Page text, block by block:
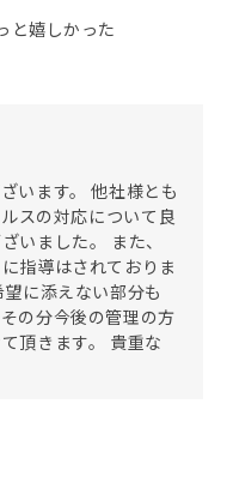
と嬉しかった
います。 他社様とも
スの対応について良
いました。 また、
指導はされておりま
に添えない部分も
の分今後の管理の方
頂きます。 貴重な